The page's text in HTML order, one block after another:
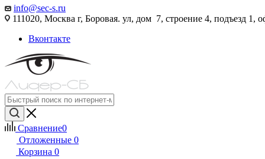
info@sec-s.ru
111020, Москва г, Боровая. ул, дом 7, строение 4, подъезд 1,
Вконтакте
Сравнение0
Отложенные 0
Корзина 0